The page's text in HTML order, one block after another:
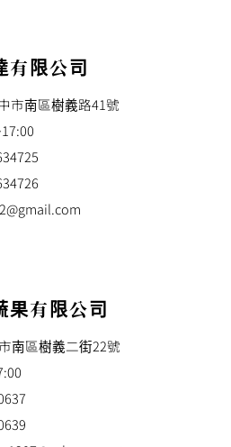
有限公司
市南區樹義路41號
果有限公司
南區樹義二街22號